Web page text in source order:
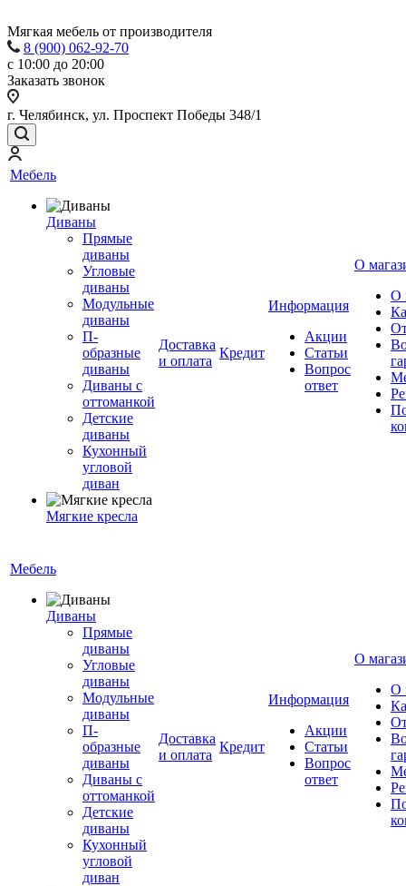
Мягкая мебель от производителя
8 (900) 062-92-70
с 10:00 до 20:00
Заказать звонок
г. Челябинск, ул. Проспект Победы 348/1
Мебель
Диваны
Прямые
диваны
Угловые
диваны
Модульные
диваны
П-
образные
диваны
Диваны с
оттоманкой
Детские
диваны
Кухонный
угловой
диван
Мягкие кресла
Доставка
и оплата
Кредит
Информация
Акции
Статьи
Вопрос
ответ
О
О
Мебель
Диваны
Прямые
диваны
Угловые
диваны
Модульные
диваны
П-
образные
диваны
Диваны с
оттоманкой
Детские
диваны
Кухонный
угловой
диван
Доставка
и оплата
Кредит
Информация
Акции
Статьи
Вопрос
ответ
О
О